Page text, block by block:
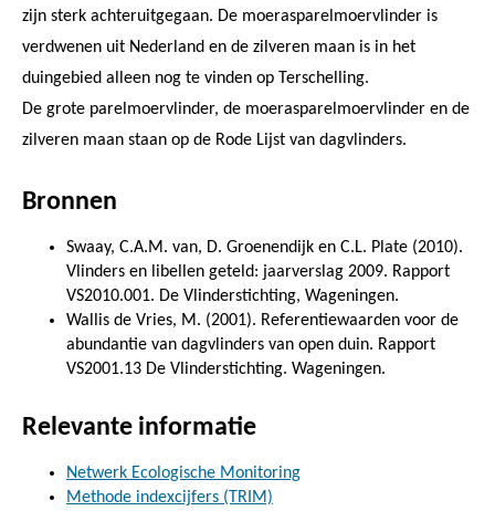
zijn sterk achteruitgegaan. De moerasparelmoervlinder is
verdwenen uit Nederland en de zilveren maan is in het
duingebied alleen nog te vinden op Terschelling.
De grote parelmoervlinder, de moerasparelmoervlinder en de
zilveren maan staan op de Rode Lijst van dagvlinders.
Bronnen
Swaay, C.A.M. van, D. Groenendijk en C.L. Plate (2010).
Vlinders en libellen geteld: jaarverslag 2009. Rapport
VS2010.001. De Vlinderstichting, Wageningen.
Wallis de Vries, M. (2001). Referentiewaarden voor de
abundantie van dagvlinders van open duin. Rapport
VS2001.13 De Vlinderstichting. Wageningen.
Relevante informatie
Netwerk Ecologische Monitoring
Methode indexcijfers (TRIM)